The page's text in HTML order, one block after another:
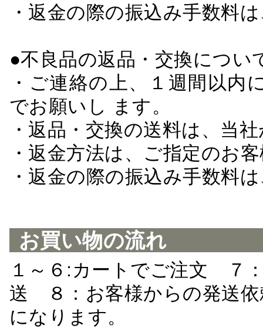
・返金の際の振込み手数料
●不良品の返品・交換につい
・ご連絡の上、１週間以
でお願いし ます。
・返品・交換の送料は、当
・返金方法は、ご指定のお
・返金の際の振込み手数料
お買い物の流れ
１～６:カートでご注文 ７
送 ８：お客様からの発送
になります。